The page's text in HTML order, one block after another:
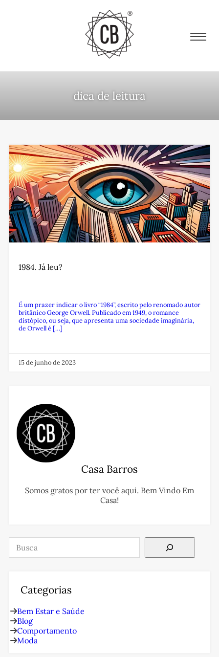
dica de leitura
1984. Já leu?
É um prazer indicar o livro “1984”, escrito pelo renomado autor
britânico George Orwell. Publicado em 1949, o romance
distópico, ou seja, que apresenta uma sociedade imaginária,
de Orwell é […]
15 de junho de 2023
Casa Barros
Somos gratos por ter você aqui. Bem Vindo Em
Casa!
Pesquisar
Categorias
Bem Estar e Saúde
Blog
Comportamento
Moda